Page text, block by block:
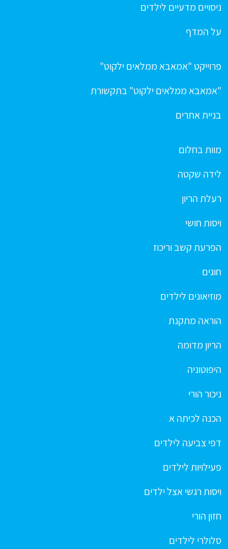
ניסויים מדעיים לילדים
על המדף
פרוייקט "אמאבא ממלאים ילקוט"
"אמאבא ממלאים ילקוט" בתקשורת
בניית אתרים
מוות בחלום
לידה שקטה
רעלת הריון
ויסות חושי
הפרעת קשב וריכוז
חוגים
מוזיאונים לילדים
הוראה מתקנת
הריון מדומה
היפוטוניה
ניכור הורי
הכנה לכיתה א
דפי צביעה לילדים
פעילויות לילדים
ויסות רגשי אצל ילדים
חזון הורי
סלולרי לילדים